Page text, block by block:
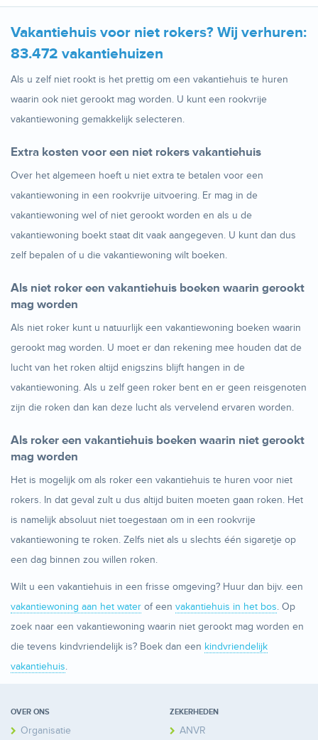
Vakantiehuis voor niet rokers? Wij verhuren:
83.472 vakantiehuizen
Als u zelf niet rookt is het prettig om een vakantiehuis te huren
waarin ook niet gerookt mag worden. U kunt een rookvrije
vakantiewoning gemakkelijk selecteren.
Extra kosten voor een niet rokers vakantiehuis
Over het algemeen hoeft u niet extra te betalen voor een
vakantiewoning in een rookvrije uitvoering. Er mag in de
vakantiewoning wel of niet gerookt worden en als u de
vakantiewoning boekt staat dit vaak aangegeven. U kunt dan dus
zelf bepalen of u die vakantiewoning wilt boeken.
Als niet roker een vakantiehuis boeken waarin gerookt
mag worden
Als niet roker kunt u natuurlijk een vakantiewoning boeken waarin
gerookt mag worden. U moet er dan rekening mee houden dat de
lucht van het roken altijd enigszins blijft hangen in de
vakantiewoning. Als u zelf geen roker bent en er geen reisgenoten
zijn die roken dan kan deze lucht als vervelend ervaren worden.
Als roker een vakantiehuis boeken waarin niet gerookt
mag worden
Het is mogelijk om als roker een vakantiehuis te huren voor niet
rokers. In dat geval zult u dus altijd buiten moeten gaan roken. Het
is namelijk absoluut niet toegestaan om in een rookvrije
vakantiewoning te roken. Zelfs niet als u slechts één sigaretje op
een dag binnen zou willen roken.
Wilt u een vakantiehuis in een frisse omgeving? Huur dan bijv. een
vakantiewoning aan het water of een vakantiehuis in het bos. Op
zoek naar een vakantiewoning waarin niet gerookt mag worden en
die tevens kindvriendelijk is? Boek dan een kindvriendelijk
vakantiehuis.
OVER ONS
Organisatie
ZEKERHEDEN
ANVR